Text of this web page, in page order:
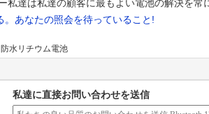
私達は私達の顧客に最もよい電池の解決を常
あなたの照会を待っていること!
防水リチウム電池
私達に直接お問い合わせを送信